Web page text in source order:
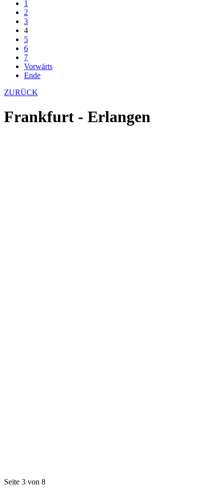
1
2
3
4
5
6
7
Vorwärts
Ende
ZURÜCK
Frankfurt - Erlangen
Seite 3 von 8